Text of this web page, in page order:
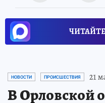
НОВОСТИ ПРОИСШЕСТВИЯ 21
В Орловской